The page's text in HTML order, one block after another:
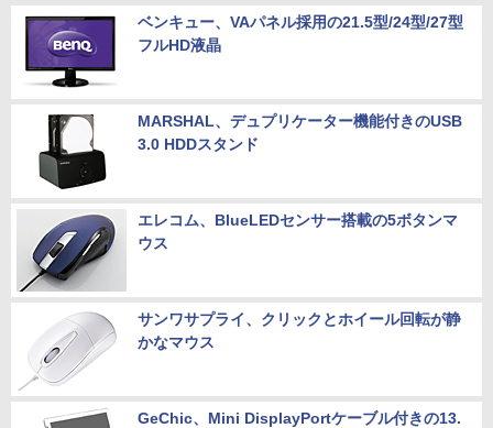
ベンキュー、VAパネル採用の21.5型/24型/27型
フルHD液晶
MARSHAL、デュプリケーター機能付きのUSB
3.0 HDDスタンド
エレコム、BlueLEDセンサー搭載の5ボタンマ
ウス
サンワサプライ、クリックとホイール回転が静
かなマウス
GeChic、Mini DisplayPortケーブル付きの13.